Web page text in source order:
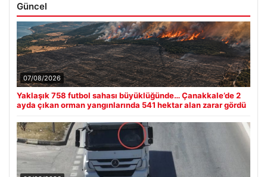
Güncel
07/08/2026
Yaklaşık 758 futbol sahası büyüklüğünde… Çanakkale’de 2
ayda çıkan orman yangınlarında 541 hektar alan zarar gördü